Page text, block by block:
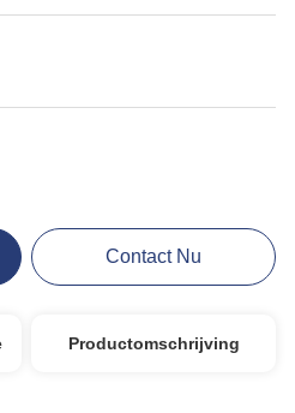
Contact Nu
Productomschrijving